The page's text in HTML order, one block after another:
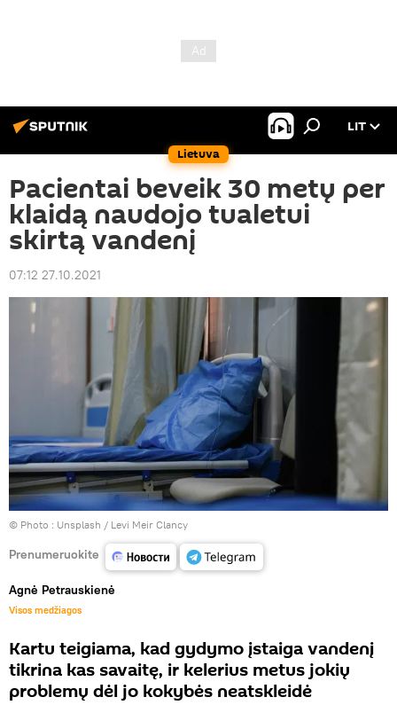
Lietuva
LIT
Pacientai beveik 30 metų per
klaidą naudojo tualetui
skirtą vandenį
07:12 27.10.2021
© Photo : Unsplash / Levi Meir Clancy
Prenumeruokite
Agnė Petrauskienė
Visos medžiagos
Kartu teigiama, kad gydymo įstaiga vandenį
tikrina kas savaitę, ir kelerius metus jokių
problemų dėl jo kokybės neatskleidė